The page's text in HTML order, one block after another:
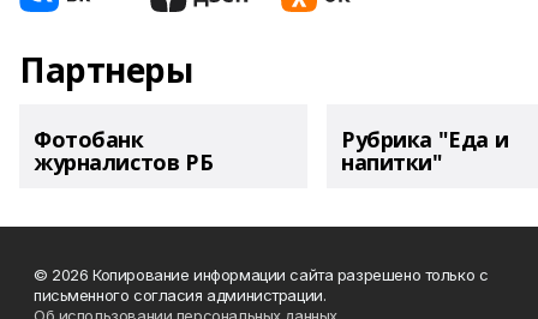
Партнеры
Фотобанк
журналистов РБ
Рубрика "Еда и
напитки"
© 2026 Копирование информации сайта разрешено только с
письменного согласия администрации.